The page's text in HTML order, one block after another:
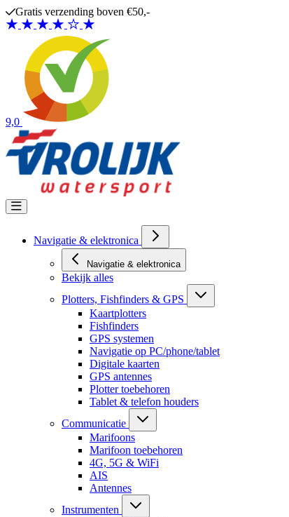
Ga naar de inhoud
Gratis verzending boven €50,-
9,0
Navigatie & elektronica
Navigatie & elektronica
Bekijk alles
Plotters, Fishfinders & GPS
Kaartplotters
Fishfinders
GPS systemen
Navigatie op PC/phone/tablet
Digitale kaarten
GPS antennes
Plotter toebehoren
Tablet & telefon houders
Communicatie
Marifoons
Marifoon toebehoren
4G, 5G & WiFi
AIS
Antennes
Instrumenten